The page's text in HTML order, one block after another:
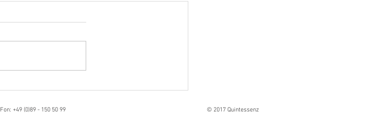
Fon: +49 (0)89 - 150 50 99 © 2017 Quintessenz